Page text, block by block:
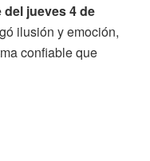
jueves 4 de
ilusión y emoción,
confiable que